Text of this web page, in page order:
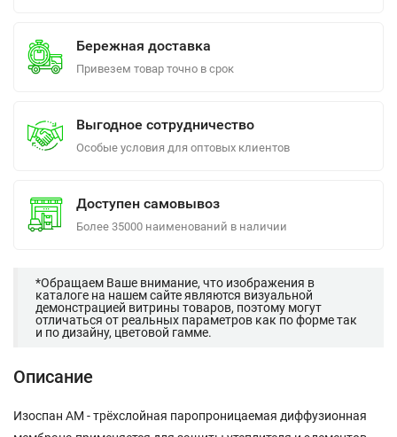
Бережная доставка
Привезем товар точно в срок
Выгодное сотрудничество
Особые условия для оптовых клиентов
Доступен самовывоз
Более 35000 наименований в наличии
*Обращаем Ваше внимание, что изображения в
каталоге на нашем сайте являются визуальной
демонстрацией витрины товаров, поэтому могут
отличаться от реальных параметров как по форме так
и по дизайну, цветовой гамме.
Описание
Изоспан AM - трёхслойная паропроницаемая диффузионная